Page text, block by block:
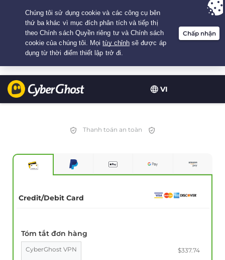
VI
Your choice:The Best Dealfor 2.1666666666667-years at $
/month
Thanh toán an toàn
Credit/Debit Card
Tóm tắt đơn hàng
CyberGhost VPN
$337.74